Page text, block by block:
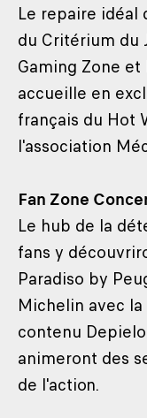
Le repaire idéal
du Critérium du
Gaming Zone
accueille en
français du Hot
l'association
Fan Zone
Le hub de la
fans y
Paradiso by
Michelin avec
contenu
animeront des
de l'action.